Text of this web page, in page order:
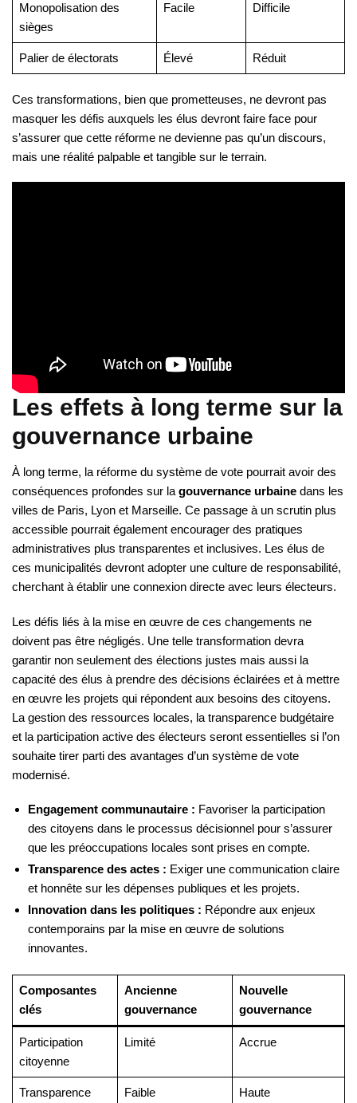
Monopolisation des
sièges
Facile Difficile
Palier de électorats Élevé Réduit
Ces transformations, bien que prometteuses, ne devront pas
masquer les défis auxquels les élus devront faire face pour
s’assurer que cette réforme ne devienne pas qu’un discours,
mais une réalité palpable et tangible sur le terrain.
Les effets à long terme sur la
gouvernance urbaine
À long terme, la réforme du système de vote pourrait avoir des
conséquences profondes sur la gouvernance urbaine dans les
villes de Paris, Lyon et Marseille. Ce passage à un scrutin plus
accessible pourrait également encourager des pratiques
administratives plus transparentes et inclusives. Les élus de
ces municipalités devront adopter une culture de responsabilité,
cherchant à établir une connexion directe avec leurs électeurs.
Les défis liés à la mise en œuvre de ces changements ne
doivent pas être négligés. Une telle transformation devra
garantir non seulement des élections justes mais aussi la
capacité des élus à prendre des décisions éclairées et à mettre
en œuvre les projets qui répondent aux besoins des citoyens.
La gestion des ressources locales, la transparence budgétaire
et la participation active des électeurs seront essentielles si l’on
souhaite tirer parti des avantages d’un système de vote
modernisé.
Engagement communautaire : Favoriser la participation
des citoyens dans le processus décisionnel pour s’assurer
que les préoccupations locales sont prises en compte.
Transparence des actes : Exiger une communication claire
et honnête sur les dépenses publiques et les projets.
Innovation dans les politiques : Répondre aux enjeux
contemporains par la mise en œuvre de solutions
innovantes.
Composantes
clés
Ancienne
gouvernance
Nouvelle
gouvernance
Participation
citoyenne
Limité Accrue
Transparence Faible Haute